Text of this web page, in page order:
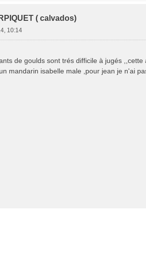
( calvados)
10:14
de goulds sont trés difficile à jugés
mandarin isabelle male ,pour jean je n'ai